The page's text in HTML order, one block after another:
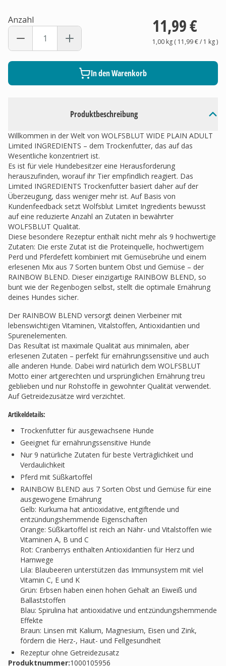
Produktbeschreibung
Willkommen in der Welt von WOLFSBLUT WIDE PLAIN ADULT
Limited INGREDIENTS – dem Trockenfutter, das auf das
Wesentliche konzentriert ist.
Es ist für viele Hundebesitzer eine Herausforderung
herauszufinden, worauf ihr Tier empfindlich reagiert. Das
Limited INGREDIENTS Trockenfutter basiert daher auf der
Überzeugung, dass weniger mehr ist. Auf Basis von
Kundenfeedback setzt Wolfsblut Limitet Ingredients bewusst
auf eine reduzierte Anzahl an Zutaten in bewährter
WOLFSBLUT Qualität.
Diese besondere Rezeptur enthält nicht mehr als 9 hochwertige
Zutaten: Die erste Zutat ist die Proteinquelle, hochwertigem
Perd und Pferdefett kombiniert mit Gemüsebrühe und einem
erlesenen Mix aus 7 Sorten buntem Obst und Gemüse – der
RAINBOW BLEND. Dieser einzigartige RAINBOW BLEND, so
bunt wie der Regenbogen selbst, stellt die optimale Ernährung
deines Hundes sicher.
Der RAINBOW BLEND versorgt deinen Vierbeiner mit
lebenswichtigen Vitaminen, Vitalstoffen, Antioxidantien und
Spurenelementen.
Das Resultat ist maximale Qualität aus minimalen, aber
erlesenen Zutaten – perfekt für ernährungssensitive und auch
alle anderen Hunde. Dabei wird natürlich dem WOLFSBLUT
Motto einer artgerechten und ursprünglichen Ernährung treu
geblieben und nur Rohstoffe in gewohnter Qualität verwendet.
Auf Getreidezusätze wird verzichtet.
Artikeldetails:
Trockenfutter für ausgewachsene Hunde
Geeignet für ernährungssensitive Hunde
Nur 9 natürliche Zutaten für beste Verträglichkeit und
Verdaulichkeit
Pferd mit Süßkartoffel
RAINBOW BLEND aus 7 Sorten Obst und Gemüse für eine
ausgewogene Ernährung
Gelb: Kurkuma hat antioxidative, entgiftende und
entzündungshemmende Eigenschaften
Orange: Süßkartoffel ist reich an Nähr- und Vitalstoffen wie
Vitaminen A, B und C
Rot: Cranberrys enthalten Antioxidantien für Herz und
Harnwege
Lila: Blaubeeren unterstützen das Immunsystem mit viel
Vitamin C, E und K
Grün: Erbsen haben einen hohen Gehalt an Eiweiß und
Ballaststoffen
Blau: Spirulina hat antioxidative und entzündungshemmende
Effekte
Braun: Linsen mit Kalium, Magnesium, Eisen und Zink,
fördern die Herz-, Haut- und Fellgesundheit
Rezeptur ohne Getreidezusatz
Produktnummer:1000105956
Anzahl 11,99 €
1,00 kg( 11,99 €/ 1 kg)
In den Warenkorb